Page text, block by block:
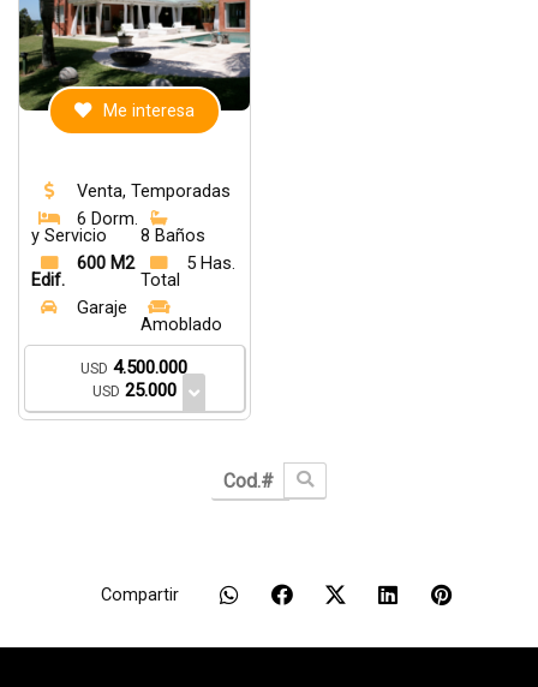
Me interesa
Venta, Temporadas
6 Dorm.
y Servicio
8 Baños
600 M2
Edif.
5 Has.
Total
Garaje
Amoblado
USD 4.500.000
USD 25.000
Compartir